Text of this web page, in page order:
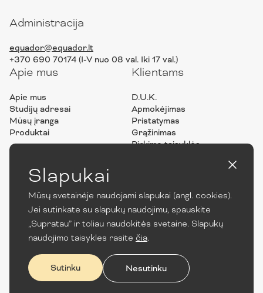
Slapukai
Mūsų svetainėje naudojami slapukai (angl. cookies).
Jei sutinkate su slapukų naudojimu, spauskite
„Supratau” ir toliau naudokitės svetaine. Slapukų
naudojimo taisykles rasite čia.
Sutinku Nesutinku
Administracija
equador@equador.lt
+370 690 70174 (I-V nuo 08 val. Iki 17 val.)
Apie mus
Apie mus
Studijų adresai
Mūsų įranga
Produktai
Klientams
D.U.K.
Apmokėjimas
Pristatymas
Grąžinimas
Pirkimo taisyklės
© 2022 UAB „Equador“. Visos teisės saugomos.
Created by Ad Fingers